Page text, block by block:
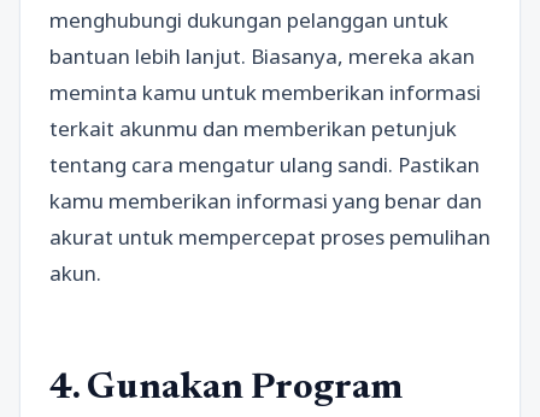
menghubungi dukungan pelanggan untuk
bantuan lebih lanjut. Biasanya, mereka akan
meminta kamu untuk memberikan informasi
terkait akunmu dan memberikan petunjuk
tentang cara mengatur ulang sandi. Pastikan
kamu memberikan informasi yang benar dan
akurat untuk mempercepat proses pemulihan
akun.
4. Gunakan Program